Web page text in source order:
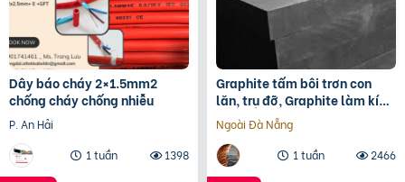
Dây báo cháy 2×1.5mm2
chống cháy chống nhiễu
P. An Hải
1 tuần
1398
Graphite tấm bôi trơn con
lăn, trụ đỡ, Graphite làm kín
đầu lò, tấm lót Graphite
Ngoài Đà Nẵng
1 tuần
2466